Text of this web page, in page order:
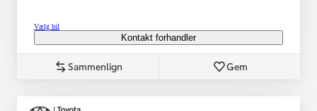
Vælg bil
Kontakt forhandler
Sammenlign Gem